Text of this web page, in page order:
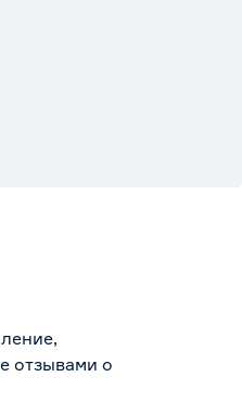
отзывами о